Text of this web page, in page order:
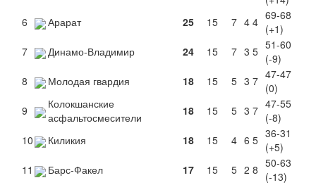
6
Арарат 25 15 7 4 4 69-68
(+1)
7
Динамо-Владимир 24 15 7 3 5 51-60
(-9)
8
Молодая гвардия 18 15 5 3 7 47-47
(0)
9
Колокшанские
асфальтосмесители
18 15 5 3 7 47-55
(-8)
10
Киликия 18 15 4 6 5 36-31
(+5)
11
Барс-Факел 17 15 5 2 8 50-63
(-13)